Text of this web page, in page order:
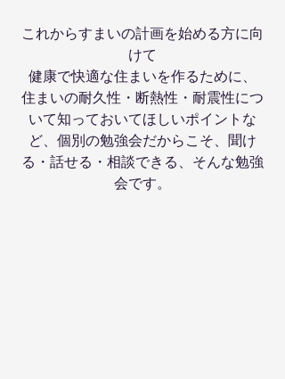
これからすまいの計画を始める方に向
けて
健康で快適な住まいを作るために、
住まいの耐久性・断熱性・耐震性につ
いて知っておいてほしいポイントな
ど、個別の勉強会だからこそ、聞け
る・話せる・相談できる、そんな勉強
会です。